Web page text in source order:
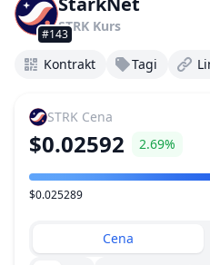
#143STRK Kurs
Kontrakt Tagi
STRK Cena
$0.02592 2.69%
Zakres Cen
$0.025289
Cena